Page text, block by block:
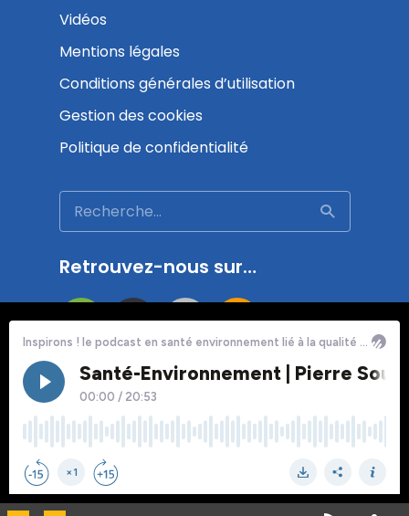
Vidéos
Mentions légales
Conditions générales d’utilisation
Gestion des cookies
Politique de confidentialité
Retrouvez-nous sur…
Inspirons ! - Le média d' AtmoSud · 2026 ·
Tous droits réservés